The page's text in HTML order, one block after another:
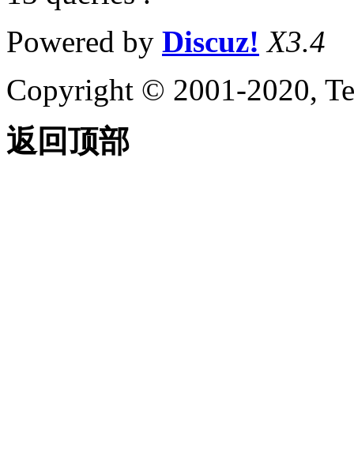
Powered by Discuz! X3.4
Copyright © 2001-2020,
返回顶部